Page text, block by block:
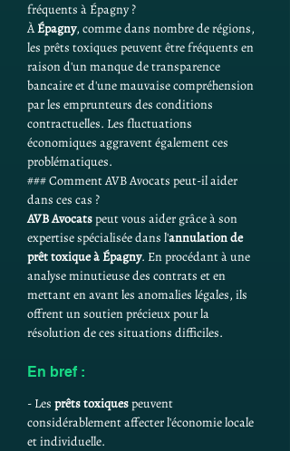
fréquents à Épagny ?
À Épagny, comme dans nombre de régions,
les prêts toxiques peuvent être fréquents en
raison d'un manque de transparence
bancaire et d'une mauvaise compréhension
par les emprunteurs des conditions
contractuelles. Les fluctuations
économiques aggravent également ces
problématiques.
### Comment AVB Avocats peut-il aider
dans ces cas ?
AVB Avocats peut vous aider grâce à son
expertise spécialisée dans l'annulation de
prêt toxique à Épagny. En procédant à une
analyse minutieuse des contrats et en
mettant en avant les anomalies légales, ils
offrent un soutien précieux pour la
résolution de ces situations difficiles.
En bref :
- Les prêts toxiques peuvent
considérablement affecter l'économie locale
et individuelle.